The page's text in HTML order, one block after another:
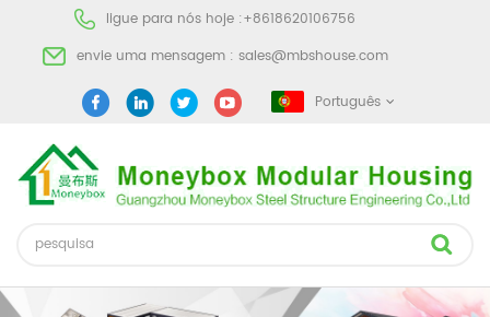
ligue para nós hoje :+8618620106756
envie uma mensagem : sales@mbshouse.com
Português